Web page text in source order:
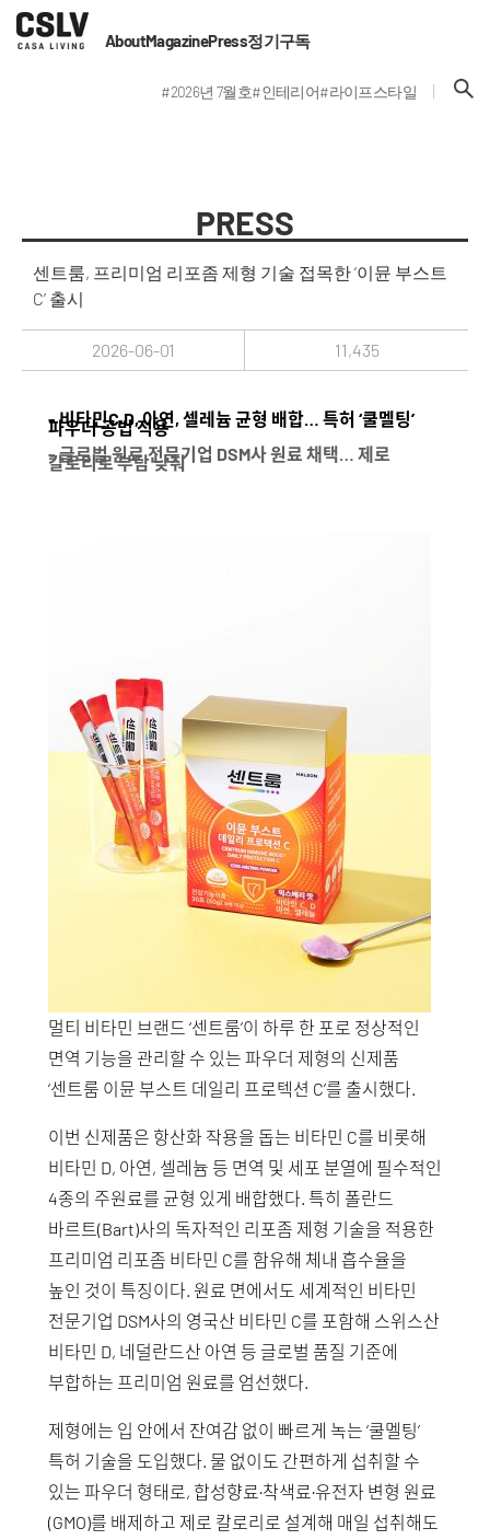
AboutMagazinePress정기구독
#2026년 7월호#인테리어#라이프스타일
PRESS
센트룸, 프리미엄 리포좀 제형 기술 접목한 ‘이뮨 부스트
C’ 출시
2026-06-01 11,435
- 비타민C·D, 아연, 셀레늄 균형 배합… 특허 ‘쿨멜팅’
파우더 공법 적용
- 글로벌 원료 전문기업 DSM사 원료 채택… 제로
칼로리로 부담 낮춰
멀티 비타민 브랜드 ‘센트룸’이 하루 한 포로 정상적인
면역 기능을 관리할 수 있는 파우더 제형의 신제품
‘센트룸 이뮨 부스트 데일리 프로텍션 C’를 출시했다.
이번 신제품은 항산화 작용을 돕는 비타민 C를 비롯해
비타민 D, 아연, 셀레늄 등 면역 및 세포 분열에 필수적인
4종의 주원료를 균형 있게 배합했다. 특히 폴란드
바르트(Bart)사의 독자적인 리포좀 제형 기술을 적용한
프리미엄 리포좀 비타민 C를 함유해 체내 흡수율을
높인 것이 특징이다. 원료 면에서도 세계적인 비타민
전문기업 DSM사의 영국산 비타민 C를 포함해 스위스산
비타민 D, 네덜란드산 아연 등 글로벌 품질 기준에
부합하는 프리미엄 원료를 엄선했다.
제형에는 입 안에서 잔여감 없이 빠르게 녹는 ‘쿨멜팅’
특허 기술을 도입했다. 물 없이도 간편하게 섭취할 수
있는 파우더 형태로, 합성향료·착색료·유전자 변형 원료
(GMO)를 배제하고 제로 칼로리로 설계해 매일 섭취해도